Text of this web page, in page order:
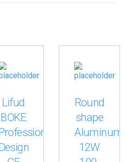
Lifud
BOKE
Round
shape
Aluminum
12W